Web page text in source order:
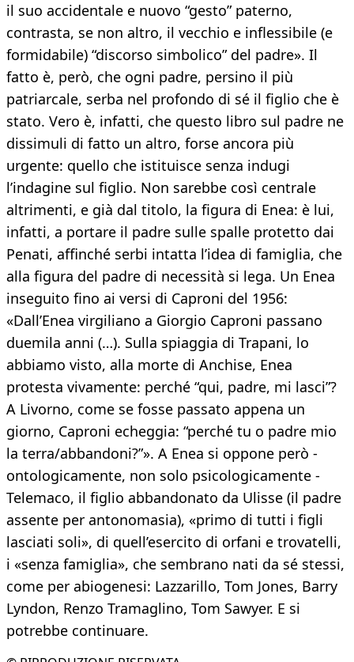
il suo accidentale e nuovo “gesto” paterno,
contrasta, se non altro, il vecchio e inflessibile (e
formidabile) “discorso simbolico” del padre». Il
fatto è, però, che ogni padre, persino il più
patriarcale, serba nel profondo di sé il figlio che è
stato. Vero è, infatti, che questo libro sul padre ne
dissimuli di fatto un altro, forse ancora più
urgente: quello che istituisce senza indugi
l’indagine sul figlio. Non sarebbe così centrale
altrimenti, e già dal titolo, la figura di Enea: è lui,
infatti, a portare il padre sulle spalle protetto dai
Penati, affinché serbi intatta l’idea di famiglia, che
alla figura del padre di necessità si lega. Un Enea
inseguito fino ai versi di Caproni del 1956:
«Dall’Enea virgiliano a Giorgio Caproni passano
duemila anni (…). Sulla spiaggia di Trapani, lo
abbiamo visto, alla morte di Anchise, Enea
protesta vivamente: perché “qui, padre, mi lasci”?
A Livorno, come se fosse passato appena un
giorno, Caproni echeggia: “perché tu o padre mio
la terra/abbandoni?”». A Enea si oppone però -
ontologicamente, non solo psicologicamente -
Telemaco, il figlio abbandonato da Ulisse (il padre
assente per antonomasia), «primo di tutti i figli
lasciati soli», di quell’esercito di orfani e trovatelli,
i «senza famiglia», che sembrano nati da sé stessi,
come per abiogenesi: Lazzarillo, Tom Jones, Barry
Lyndon, Renzo Tramaglino, Tom Sawyer. E si
potrebbe continuare.